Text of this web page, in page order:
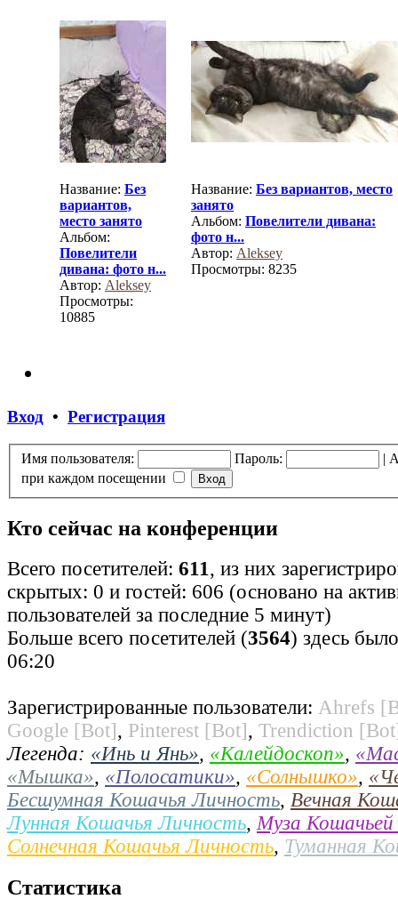
Название: Без
вариантов,
место занято
Альбом:
Повелители
дивана: фото н...
Автор: Aleksey
Просмотры:
10885
Название: Без вариантов, место
занято
Альбом: Повелители дивана:
фото н...
Автор: Aleksey
Просмотры: 8235
Вход • Регистрация
Имя пользователя: Пароль: |
при каждом посещении
Кто сейчас на конференции
Всего посетителей: 611, из них
скрытых: 0 и гостей: 606 (основано на
пользователей за последние 5 минут)
Больше всего посетителей (3564) здесь
06:20
Зарегистрированные пользователи: Ahrefs
Google [Bot], Pinterest [Bot], Trendiction
Легенда: «Инь и Янь», «Калейдоскоп»,
«Мышка», «Полосатики», «Солнышко»,
Бесшумная Кошачья Личность, Вечная
Лунная Кошачья Личность, Муза
Солнечная Кошачья Личность, Туманная
Статистика